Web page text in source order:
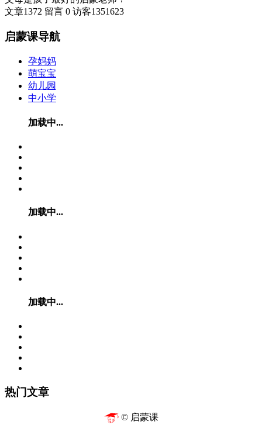
文章1372 留言 0 访客1351623
启蒙课导航
孕妈妈
萌宝宝
幼儿园
中小学
加载中...
加载中...
加载中...
热门文章
© 启蒙课